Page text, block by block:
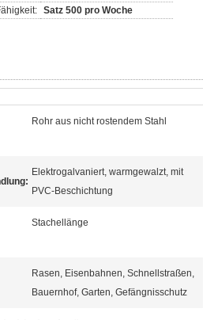
Satz 500 pro Woche
Rohr aus nicht rostendem Stahl
Elektrogalvaniert, warmgewalzt, mit
PVC-Beschichtung
Stachellänge
Rasen, Eisenbahnen, Schnellstraßen,
Bauernhof, Garten, Gefängnisschutz